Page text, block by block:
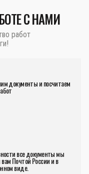
С НАМИ
работ
документы и посчитаем
все документы мы
Почтой России и в
виде.